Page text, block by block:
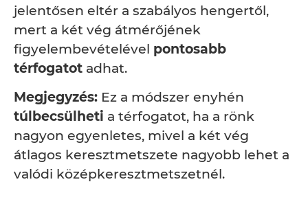
jelentősen eltér a szabályos hengertől,
mert a két vég átmérőjének
figyelembevételével pontosabb
térfogatot adhat.
Megjegyzés: Ez a módszer enyhén
túlbecsülheti a térfogatot, ha a rönk
nagyon egyenletes, mivel a két vég
átlagos keresztmetszete nagyobb lehet a
valódi középkeresztmetszetnél.